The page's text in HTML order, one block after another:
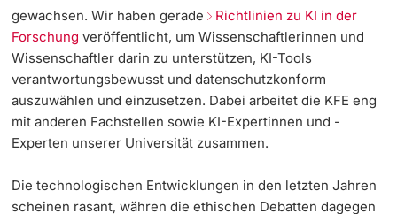
gewachsen. Wir haben gerade Richtlinien zu KI in der
Forschung veröffentlicht, um Wissenschaftlerinnen und
Wissenschaftler darin zu unterstützen, KI-Tools
verantwortungsbewusst und datenschutzkonform
auszuwählen und einzusetzen. Dabei arbeitet die KFE eng
mit anderen Fachstellen sowie KI-Expertinnen und -
Experten unserer Universität zusammen.
Die technologischen Entwicklungen in den letzten Jahren
scheinen rasant, währen die ethischen Debatten dagegen